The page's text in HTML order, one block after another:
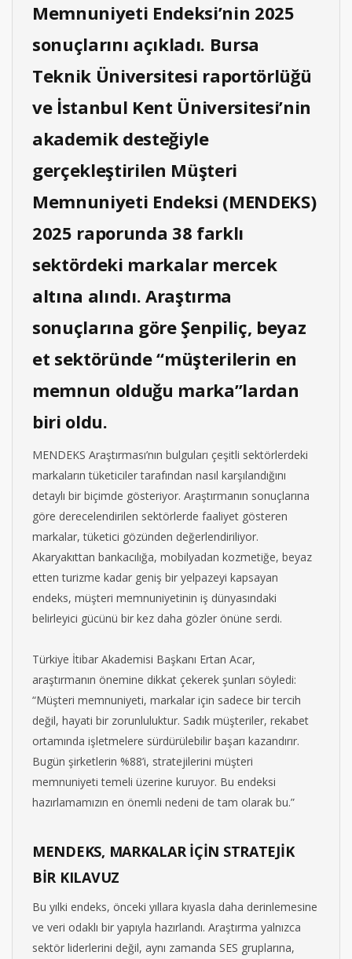
Memnuniyeti Endeksi’nin 2025
sonuçlarını açıkladı. Bursa
Teknik Üniversitesi raportörlüğü
ve İstanbul Kent Üniversitesi’nin
akademik desteğiyle
gerçekleştirilen Müşteri
Memnuniyeti Endeksi (MENDEKS)
2025 raporunda 38 farklı
sektördeki markalar mercek
altına alındı. Araştırma
sonuçlarına göre Şenpiliç, beyaz
et sektöründe “müşterilerin en
memnun olduğu marka”lardan
biri oldu.
MENDEKS Araştırması’nın bulguları çeşitli sektörlerdeki
markaların tüketiciler tarafından nasıl karşılandığını
detaylı bir biçimde gösteriyor. Araştırmanın sonuçlarına
göre derecelendirilen sektörlerde faaliyet gösteren
markalar, tüketici gözünden değerlendiriliyor.
Akaryakıttan bankacılığa, mobilyadan kozmetiğe, beyaz
etten turizme kadar geniş bir yelpazeyi kapsayan
endeks, müşteri memnuniyetinin iş dünyasındaki
belirleyici gücünü bir kez daha gözler önüne serdi.
Türkiye İtibar Akademisi Başkanı Ertan Acar,
araştırmanın önemine dikkat çekerek şunları söyledi:
“Müşteri memnuniyeti, markalar için sadece bir tercih
değil, hayati bir zorunluluktur. Sadık müşteriler, rekabet
ortamında işletmelere sürdürülebilir başarı kazandırır.
Bugün şirketlerin %88’i, stratejilerini müşteri
memnuniyeti temeli üzerine kuruyor. Bu endeksi
hazırlamamızın en önemli nedeni de tam olarak bu.”
MENDEKS, MARKALAR İÇİN STRATEJİK
BİR KILAVUZ
Bu yılki endeks, önceki yıllara kıyasla daha derinlemesine
ve veri odaklı bir yapıyla hazırlandı. Araştırma yalnızca
sektör liderlerini değil, aynı zamanda SES gruplarına,